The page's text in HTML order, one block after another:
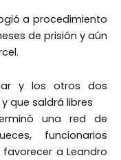
a procedimiento
de prisión y aún
y los otros dos
que saldrá libres
una red de
funcionarios
a Leandro